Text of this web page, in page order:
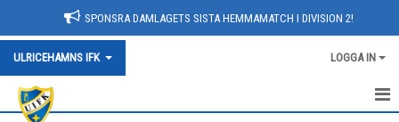
SPONSRA DAMLAGETS SISTA HEMMAMATCH I DIVISION 2!
ULRICEHAMNS IFK LOGGA IN